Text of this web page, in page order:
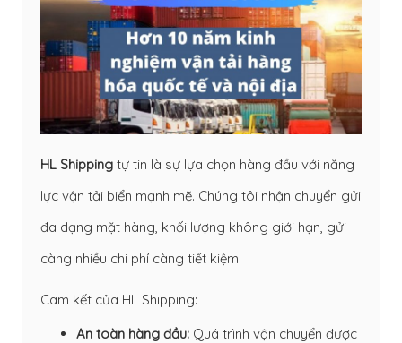
HL Shipping tự tin là sự lựa chọn hàng đầu với năng
lực vận tải biển mạnh mẽ. Chúng tôi nhận chuyển gửi
đa dạng mặt hàng, khối lượng không giới hạn, gửi
càng nhiều chi phí càng tiết kiệm.
Cam kết của HL Shipping:
An toàn hàng đầu: Quá trình vận chuyển được